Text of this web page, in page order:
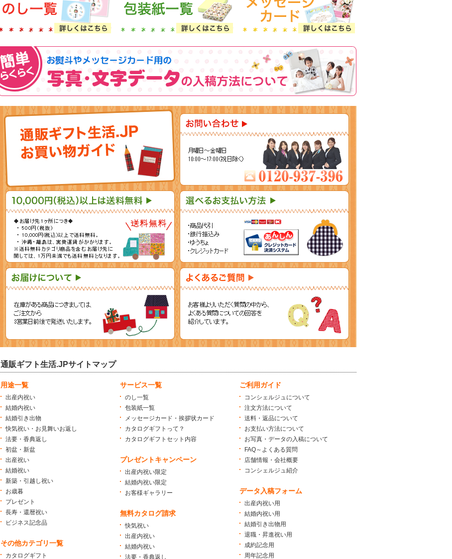
通販ギフト生活.JPサイトマップ
用途一覧
出産内祝い
結婚内祝い
結婚引き出物
快気祝い・お見舞いお返し
法要・香典返し
初盆・新盆
出産祝い
結婚祝い
新築・引越し祝い
お歳暮
プレゼント
長寿・還暦祝い
ビジネス記念品
その他カテゴリ一覧
カタログギフト
サービス一覧
のし一覧
包装紙一覧
メッセージカード・挨拶状カード
カタログギフトって？
カタログギフトセット内容
プレゼントキャンペーン
出産内祝い限定
結婚内祝い限定
お客様ギャラリー
無料カタログ請求
快気祝い
出産内祝い
結婚内祝い
法要・香典返し
ご利用ガイド
コンシェルジュについて
注文方法について
送料・返品について
お支払い方法について
お写真・データの入稿について
FAQ～よくある質問
店舗情報・会社概要
コンシェルジュ紹介
データ入稿フォーム
出産内祝い用
結婚内祝い用
結婚引き出物用
退職・昇進祝い用
成約記念用
周年記念用